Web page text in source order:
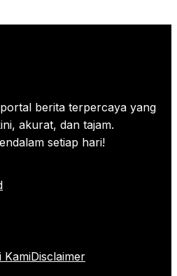
berita terpercaya yang
akurat, dan tajam.
setiap hari!
KamiDisclaimer